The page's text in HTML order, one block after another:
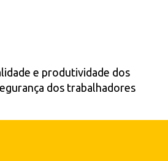
e produtividade dos
dos trabalhadores